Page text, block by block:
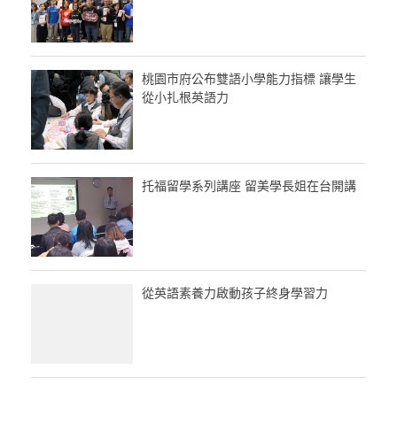
桃園市府公布雙語小學能力指標 讓學生
從小扎根英語力
托福留學系列講座 留美學長姐在台開講
從英語素養力啟動孩子終身學習力